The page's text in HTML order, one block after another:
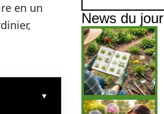
en un
News du jour